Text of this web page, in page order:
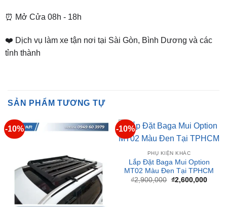
❤️ Dịch vụ làm xe tận nơi tại Sài Gòn, Bình Dương và các
-10%
PHỤ KIỆN KHÁC
PHỤ KIỆN KHÁC
Lắp Đặt Baga Mui Option
MT02 Màu Đen Tại TPHCM
2,900,000 Giá
gốc
là:
₫2,900,000.
₫ 2,600,000
hiện
tại
là: